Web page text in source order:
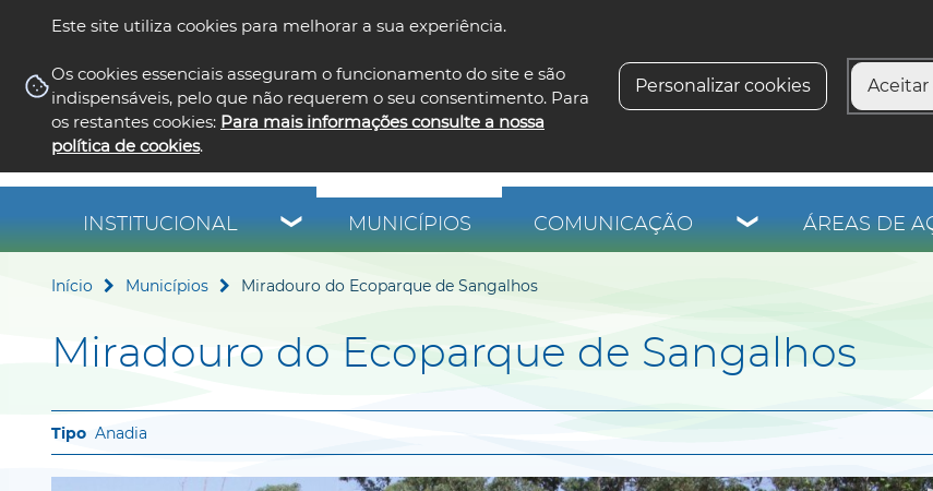
Este site utiliza cookies para melhorar a sua experiência.
Os cookies essenciais asseguram o funcionamento do site e são
indispensáveis, pelo que não requerem o seu consentimento. Para
os restantes cookies: Para mais informações consulte a nossa
política de cookies.
Personalizar cookies Aceitar
INSTITUCIONAL MUNICÍPIOS COMUNICAÇÃO ÁREAS DE
Início Municípios Miradouro do Ecoparque de Sangalhos
Miradouro do Ecoparque de Sangalhos
Anadia